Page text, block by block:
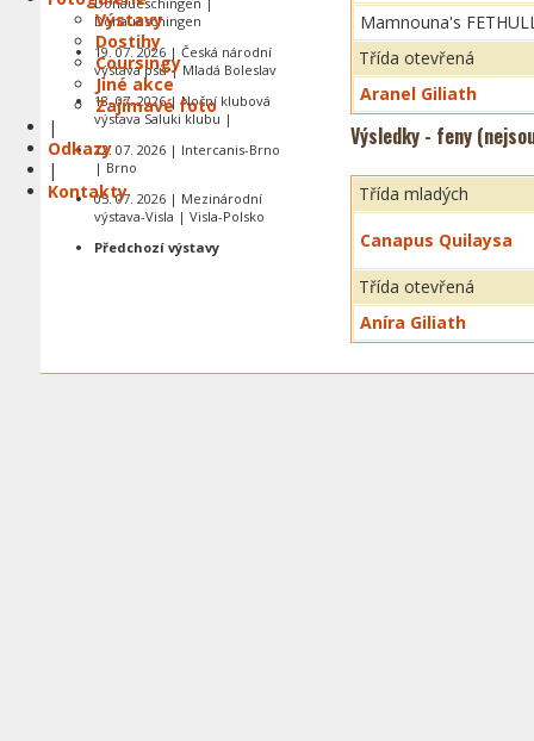
Výstavy
Dostihy
Coursingy
Jiné akce
Zajímavé foto
|
Odkazy
|
Kontakty
Mamnouna's
Třída otevřená
Aranel Giliath
Výsledky - feny
Třída mladých
Canapus Quilaysa
Třída otevřená
Aníra Giliath
Donaueschingen
19. 07. 2026 | Česká národní
výstava psů | Mladá Boleslav
18. 07. 2026 | Noční klubová
výstava Saluki klubu |
12. 07. 2026 | Intercanis-Brno
| Brno
05. 07. 2026 | Mezinárodní
výstava-Visla | Visla-Polsko
Předchozí výstavy